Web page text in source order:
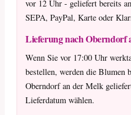
vor 12 Uhr - geliefert bereits
SEPA, PayPal, Karte oder
Lieferung nach Oberndorf
Wenn Sie vor 17:00 Uhr
bestellen, werden die Blumen
Oberndorf an der Melk
Lieferdatum wählen.